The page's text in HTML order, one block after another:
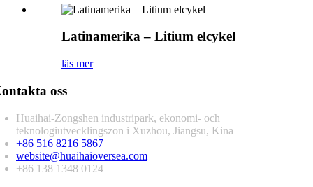
Latinamerika – Litium elcykel
läs mer
oss
Huaihai-Zongshen industripark, ekonomi- och
teknologiutvecklingszon i Xuzhou, Jiangsu, Kina
+86 516 8216 5867
website@huaihaioversea.com
+86 138 1348 0124